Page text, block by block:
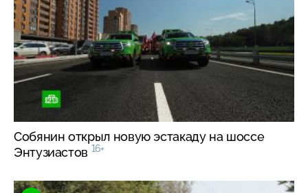
Собянин открыл новую эстакаду на шоссе
Энтузиастов 16+